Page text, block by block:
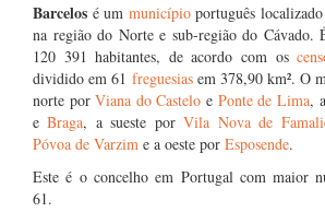
Barcelos é um municípioportuguês
na região do Norte e sub-região do
120 391 habitantes, de acordo com os
dividido em 61 freguesiasem 378,90 km². O
norte porViana do Castelo e Ponte de Lima,
eBraga, a sueste porVila Nova de
Póvoa de Varzim e a oeste por Esposende.
Este é o concelho em Portugal com maior
61.